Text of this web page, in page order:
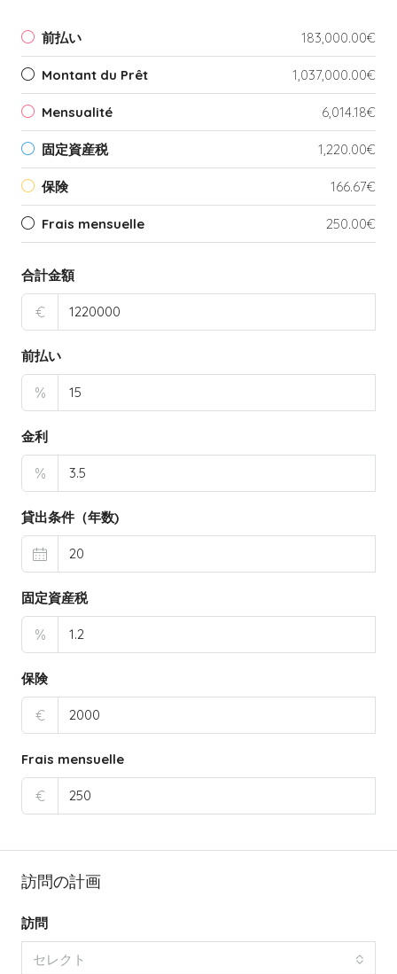
前払い 183,000.00€
Montant du Prêt 1,037,000.00€
Mensualité 6,014.18€
固定資産税 1,220.00€
保険 166.67€
Frais mensuelle 250.00€
合計金額
€
前払い
%
金利
%
貸出条件（年数)
固定資産税
%
保険
€
Frais mensuelle
€
訪問の計画
訪問
セレクト